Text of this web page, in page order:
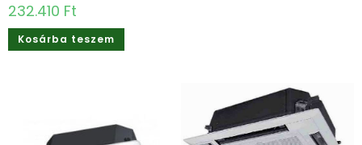
232.410 Ft
Kosárba teszem